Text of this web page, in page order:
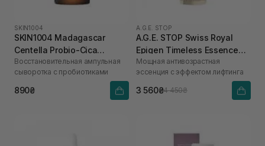
SKIN1004
SKIN1004 Madagascar
Centella Probio-Cica
Intensive Ampoule 50 мл
Восстановительная ампульная
сыворотка с пробиотиками
890₴
A.G.E. STOP
A.G.E. STOP Swiss Royal
Epigen Timeless Essence
100 мл
Мощная антивозрастная
эссенция с эффектом лифтинга
3 560₴4 450₴